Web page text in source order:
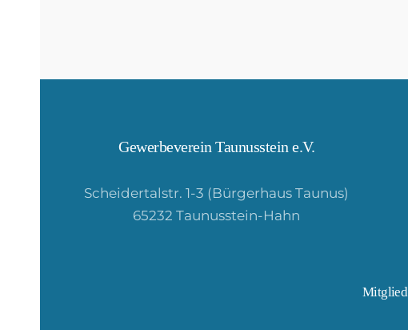
Gewerbeverein Taunusstein e.V.
Scheidertalstr. 1-3 (Bürgerhaus Taunus)
65232 Taunusstein-Hahn